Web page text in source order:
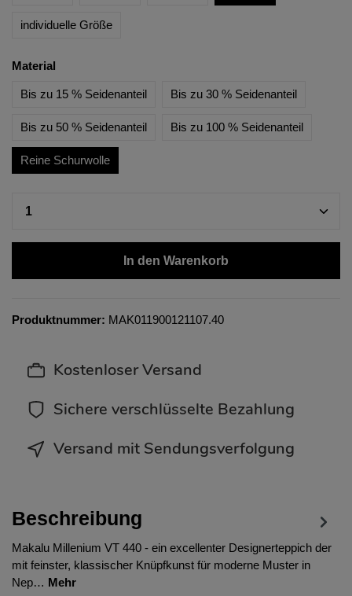
individuelle Größe
Material
Bis zu 15 % Seidenanteil Bis zu 30 % Seidenanteil
Bis zu 50 % Seidenanteil Bis zu 100 % Seidenanteil
Reine Schurwolle
In den Warenkorb
Produktnummer: MAK011900121107.40
Kostenloser Versand
Sichere verschlüsselte Bezahlung
Versand mit Sendungsverfolgung
Beschreibung
Makalu Millenium VT 440 - ein excellenter Designerteppich der
mit feinster, klassischer Knüpfkunst für moderne Muster in
Nep… Mehr